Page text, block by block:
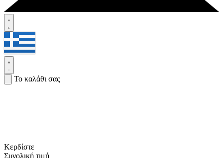
Το καλάθι σας
Κερδίστε
Συνολική τιμή